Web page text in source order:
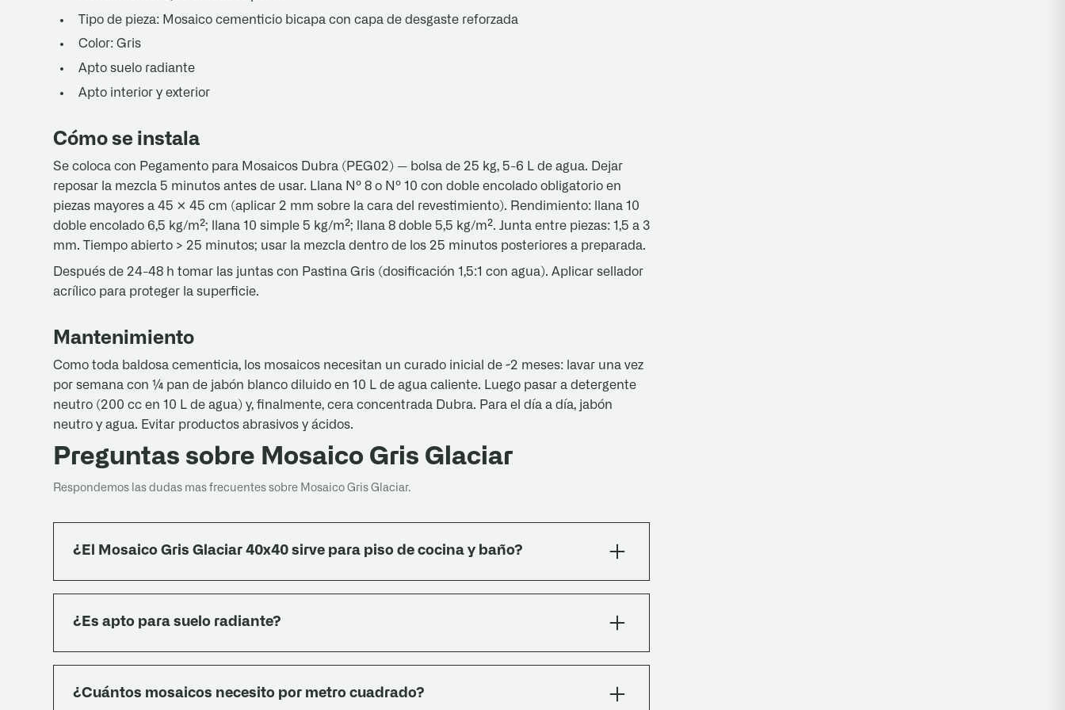
Tipo de pieza: Mosaico cementicio bicapa con capa de desgaste reforzada
Color: Gris
Apto suelo radiante
Apto interior y exterior
Cómo se instala
Se coloca con Pegamento para Mosaicos Dubra (PEG02) — bolsa de 25 kg, 5-6 L de agua. Dejar
reposar la mezcla 5 minutos antes de usar. Llana Nº 8 o Nº 10 con doble encolado obligatorio en
piezas mayores a 45 × 45 cm (aplicar 2 mm sobre la cara del revestimiento). Rendimiento: llana 10
doble encolado 6,5 kg/m²; llana 10 simple 5 kg/m²; llana 8 doble 5,5 kg/m². Junta entre piezas: 1,5 a 3
mm. Tiempo abierto > 25 minutos; usar la mezcla dentro de los 25 minutos posteriores a preparada.
Después de 24-48 h tomar las juntas con Pastina Gris (dosificación 1,5:1 con agua). Aplicar sellador
acrílico para proteger la superficie.
Mantenimiento
Como toda baldosa cementicia, los mosaicos necesitan un curado inicial de ~2 meses: lavar una vez
por semana con ¼ pan de jabón blanco diluido en 10 L de agua caliente. Luego pasar a detergente
neutro (200 cc en 10 L de agua) y, finalmente, cera concentrada Dubra. Para el día a día, jabón
neutro y agua. Evitar productos abrasivos y ácidos.
Preguntas sobre Mosaico Gris Glaciar
Respondemos las dudas mas frecuentes sobre Mosaico Gris Glaciar.
¿El Mosaico Gris Glaciar 40x40 sirve para piso de cocina y baño?
impermeabilidad de la junta; nuestro Pegamento para Mosaicos (PEG02) ya incluye
¿Es apto para suelo radiante?
térmica.
¿Cuántos mosaicos necesito por metro cuadrado?